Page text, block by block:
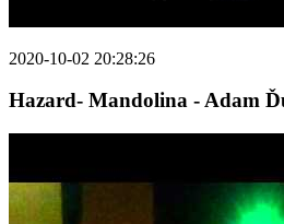
2020-10-02 20:28:26
Hazard- Mandolina - Adam